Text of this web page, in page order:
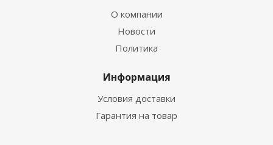
О компании
Новости
Политика
Информация
Условия доставки
Гарантия на товар